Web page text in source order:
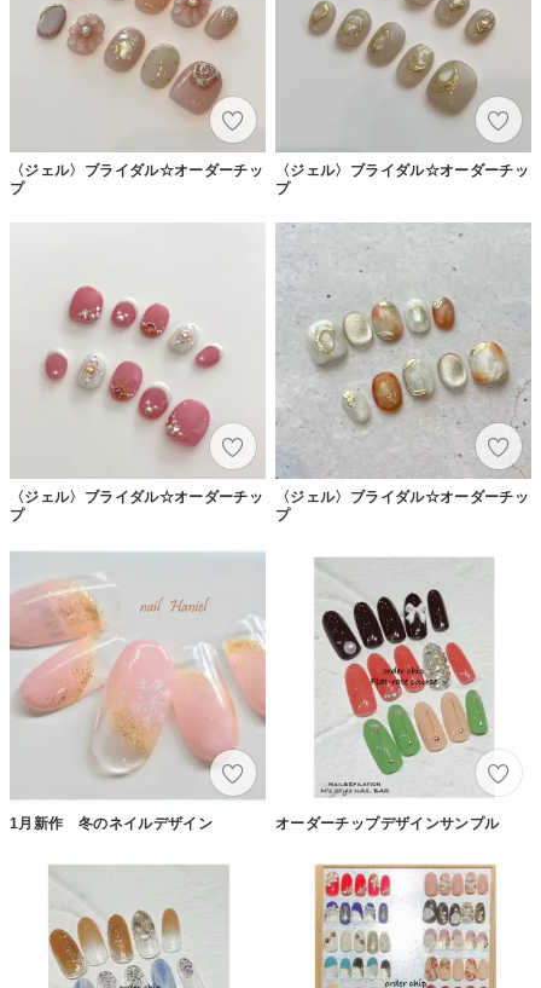
〈ジェル〉ブライダル☆オーダーチッ
プ
〈ジェル〉ブライダル☆オーダーチッ
プ
〈ジェル〉ブライダル☆オーダーチッ
プ
〈ジェル〉ブライダル☆オーダーチッ
プ
1月新作 冬のネイルデザイン オーダーチップデザインサンプル